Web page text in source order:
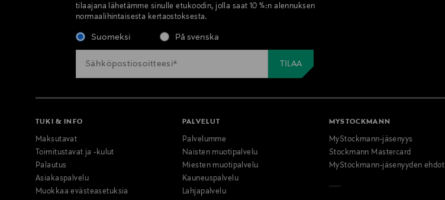
tilaajana lähetämme sinulle etukoodin, jolla saat 10 %:n alennuksen
normaalihintaisesta kertaostoksesta.
Suomeksi På svenska
TUKI & INFO
Maksutavat
Toimitustavat ja -kulut
Palautus
Asiakaspalvelu
Muokkaa evästeasetuksia
PALVELUT
Palvelumme
Naisten muotipalvelu
Miesten muotipalvelu
Kauneuspalvelu
Lahjapalvelu
MYSTOCKMANN
MyStockmann-jäsenyys
Stockmann Mastercard
MyStockmann-jäsenyyden ehdot